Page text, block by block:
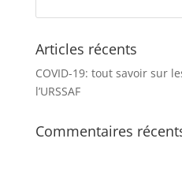
Articles récents
COVID-19: tout savoir sur
l’URSSAF
Commentaires